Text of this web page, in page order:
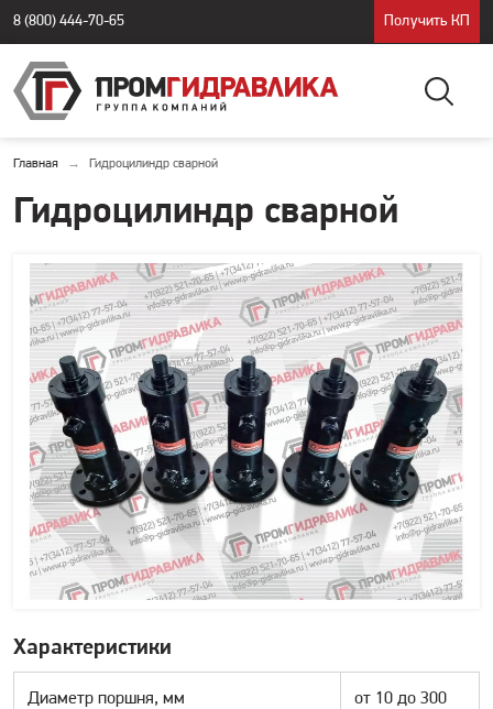
Получить КП
8 (800) 444-70-65
Главная Гидроцилиндр сварной
Гидроцилиндр сварной
Характеристики
Диаметр поршня, мм от 10 до 300